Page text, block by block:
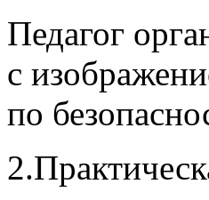
Педагог
с
по